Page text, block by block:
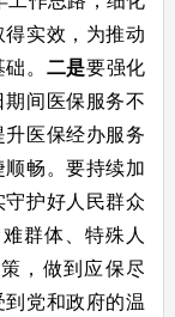
实效，为推动
。 二是要强化
间医保服务不
医保经办服务
畅。要持续加
护好人民群众
群体、特殊人
，做到应保尽
党和政府的温